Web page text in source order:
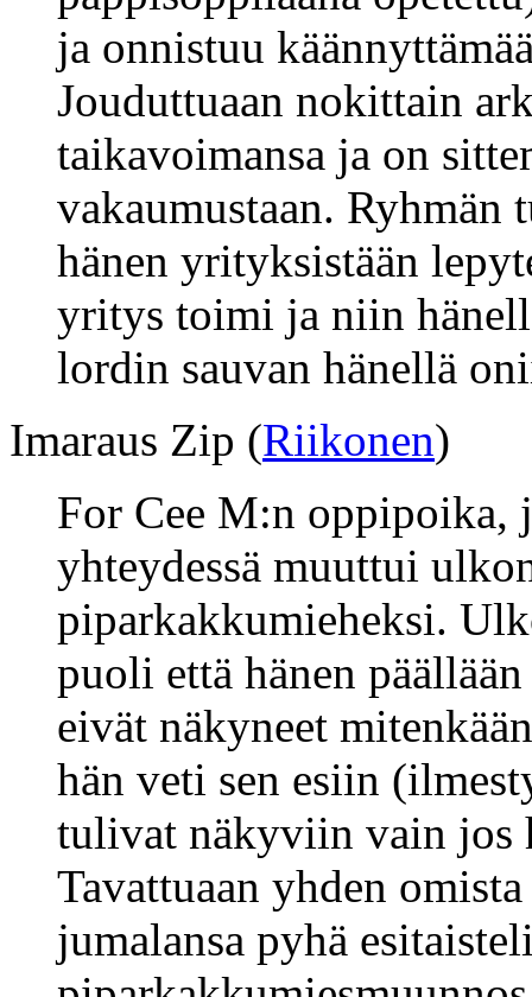
ja onnistuu
Jouduttuaan nokittain
taikavoimansa ja on
vakaumustaan.
hänen yrityksistään
yritys toimi ja niin
lordin sauvan hänellä
Imaraus Zip (Riikonen)
For Cee M:n
yhteydessä muuttui
piparkakkumieheksi.
puoli että hänen
eivät näkyneet
hän veti sen esiin
tulivat näkyviin vain jos
Tavattuaan yhden
jumalansa pyhä